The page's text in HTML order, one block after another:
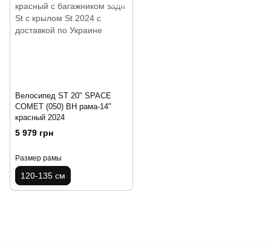
Велосипед ST 20" SPACE
COMET (050) BH рама-14"
красный 2024
5 979 грн
Размер рамы
120-135 см